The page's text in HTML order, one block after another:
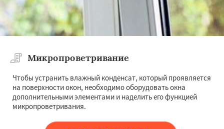
Микропроветривание
Чтобы устранить влажный конденсат, который проявляется
на поверхности окон, необходимо оборудовать окна
дополнительными элементами и наделить его функцией
микропроветривания.